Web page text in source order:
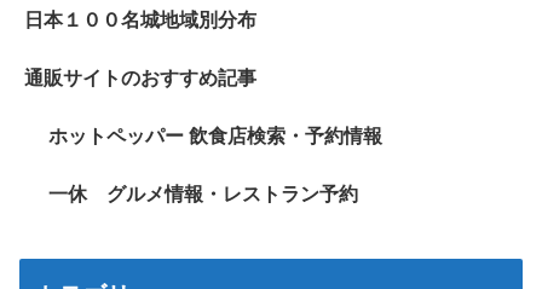
日本１００名城地域別分布
通販サイトのおすすめ記事
ホットペッパー 飲食店検索・予約情報
一休 グルメ情報・レストラン予約